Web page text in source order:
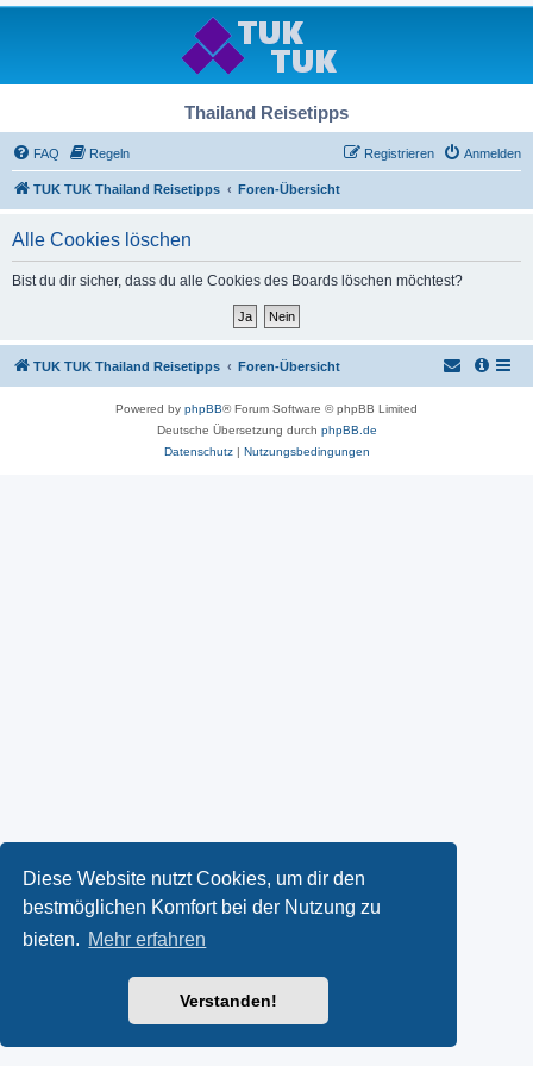
Diese Website nutzt Cookies, um dir den
bestmöglichen Komfort bei der Nutzung zu
bieten. Mehr erfahren
Verstanden!
Thailand Reisetipps
FAQ Regeln Anmelden
Registrieren
TUK TUK Thailand Reisetipps Foren-Übersicht
Alle Cookies löschen
Bist du dir sicher, dass du alle Cookies des Boards löschen möchtest?
TUK TUK Thailand Reisetipps Foren-Übersicht
Powered by phpBB® Forum Software © phpBB Limited
Deutsche Übersetzung durch phpBB.de
Datenschutz| Nutzungsbedingungen